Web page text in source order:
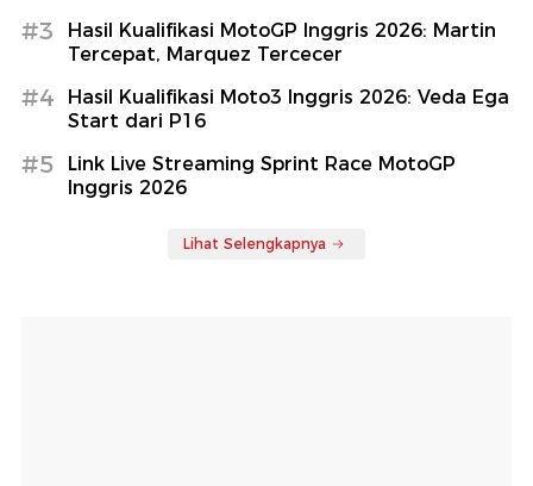
#3
Hasil Kualifikasi MotoGP Inggris 2026: Martin
Tercepat, Marquez Tercecer
#4
Hasil Kualifikasi Moto3 Inggris 2026: Veda Ega
Start dari P16
#5
Link Live Streaming Sprint Race MotoGP
Inggris 2026
Lihat Selengkapnya